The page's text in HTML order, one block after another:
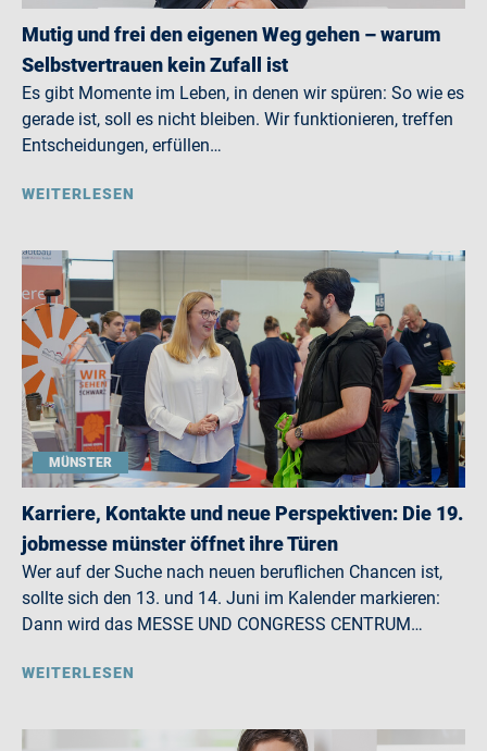
Mutig und frei den eigenen Weg gehen – warum
Selbstvertrauen kein Zufall ist
Es gibt Momente im Leben, in denen wir spüren: So wie es
gerade ist, soll es nicht bleiben. Wir funktionieren, treffen
Entscheidungen, erfüllen…
WEITERLESEN
MÜNSTER
Karriere, Kontakte und neue Perspektiven: Die 19.
jobmesse münster öffnet ihre Türen
Wer auf der Suche nach neuen beruflichen Chancen ist,
sollte sich den 13. und 14. Juni im Kalender markieren:
Dann wird das MESSE UND CONGRESS CENTRUM…
WEITERLESEN